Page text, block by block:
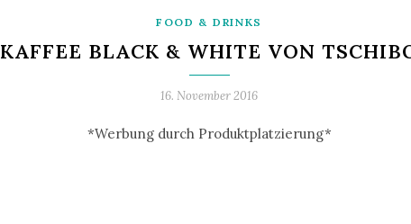
FOOD & DRINKS
KAFFEE BLACK & WHITE VON
16. November 2016
*Werbung durch Produktplatzierung*